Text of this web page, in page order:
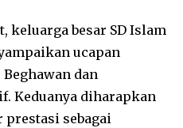
keluarga besar SD Islam
ucapan
dan
Keduanya diharapkan
sebagai